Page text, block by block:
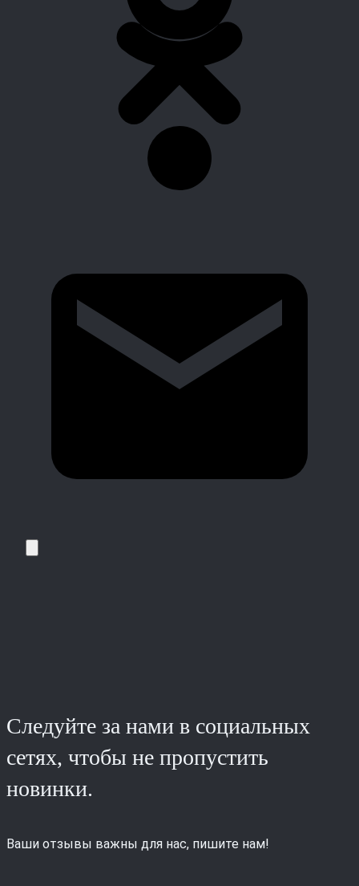
Следуйте за нами в социальных
сетях, чтобы не пропустить
новинки.
Ваши отзывы важны для нас, пишите нам!